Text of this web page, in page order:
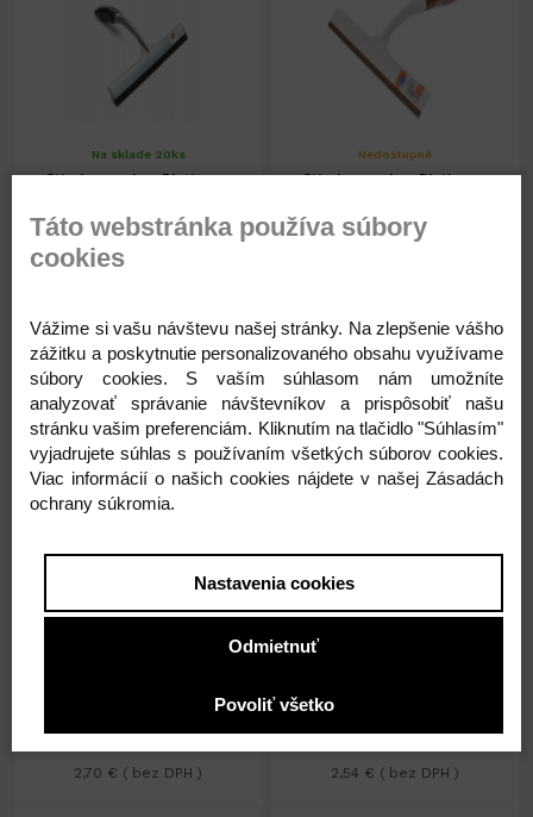
Na sklade 20ks
Stierka na okna Platinum-
1,73 € - +
Nedostupné
Stierka na okna Platinum-
1,73 € - +
Na sklade 29ks
3,32 €
2,70 € ( bez DPH )
Na sklade 26ks
Pohlcovač vlhkosti 300g
3,12 €
2,54 € ( bez DPH )
Táto webstránka používa súbory
cookies
Vážime si vašu návštevu našej stránky. Na zlepšenie vášho
zážitku a poskytnutie personalizovaného obsahu využívame
súbory cookies. S vaším súhlasom nám umožníte
analyzovať správanie návštevníkov a prispôsobiť našu
stránku vašim preferenciám. Kliknutím na tlačidlo "Súhlasím"
vyjadrujete súhlas s používaním všetkých súborov cookies.
Viac informácií o našich cookies nájdete v našej Zásadách
ochrany súkromia.
Nastavenia cookies
Odmietnuť
Povoliť všetko